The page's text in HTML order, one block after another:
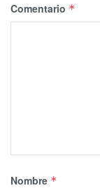
Comentario *
Nombre *